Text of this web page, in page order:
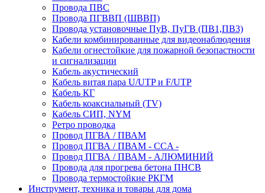
Провода ПВС
Провода ПГВВП (ШВВП)
Провода установочные ПуВ, ПуГВ (ПВ1,ПВ3)
Кабели комбинированные для видеонаблюдения
Кабели огнестойкие для пожарной безопастности
и сигнализации
Кабель акустический
Кабель витая пара U/UTP и F/UTP
Кабель КГ
Кабель коаксиальный (TV)
Кабель СИП, NYM
Ретро проводка
Провод ПГВА / ПВАМ
Провод ПГВА / ПВАМ - CCA -
Провод ПГВА / ПВАМ - АЛЮМИНИЙ
Провода для прогрева бетона ПНСВ
Провода термостойкие РКГМ
Инструмент, техника и товары для дома